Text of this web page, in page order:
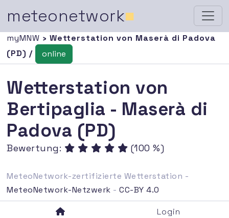
meteonetwork■
myMNW › Wetterstation von Maserà di Padova
(PD) /
online
Wetterstation von
Bertipaglia - Maserà di
Padova (PD)
Bewertung: (100 %)
MeteoNetwork-zertifizierte Wetterstation -
MeteoNetwork-Netzwerk -CC-BY 4.0
Login